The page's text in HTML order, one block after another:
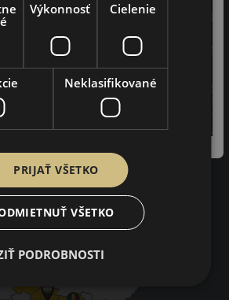
tento obchod svojim známym.
na základe recenzií
ochrany osobných údajov
Kontakty
Impresum
a platobné podmienky
o odstúpení od zmluvy
Výkonnosť Cielenie
Neklasifikované
PRIJAŤ VŠETKO
VŠETKO
PODROBNOSTI